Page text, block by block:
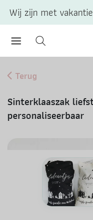
Terug
Sinterklaaszak
personaliseerbaar
Wij zijn met